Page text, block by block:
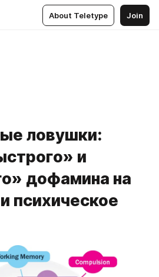
About Teletype Join
ловушки:
и
дофамина на
психическое